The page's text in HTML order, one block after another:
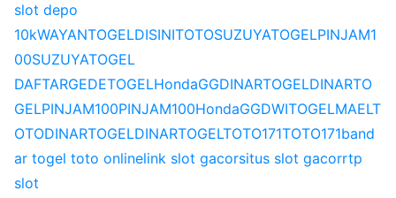
slot depo
10kWAYANTOGELDISINITOTOSUZUYATOGELPINJAM1
00SUZUYATOGEL
DAFTARGEDETOGELHondaGGDINARTOGELDINARTO
GELPINJAM100PINJAM100HondaGGDWITOGELMAELT
OTODINARTOGELDINARTOGELTOTO171TOTO171band
ar togel toto onlinelink slot gacorsitus slot gacorrtp
slot